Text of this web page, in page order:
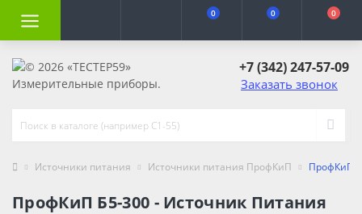
0 0 0
+7 (342) 247-57-09
Заказать звонок
Источники питания Источники питания ПрофКиП ПрофКиП
ПрофКиП Б5-300 - Источник Питания